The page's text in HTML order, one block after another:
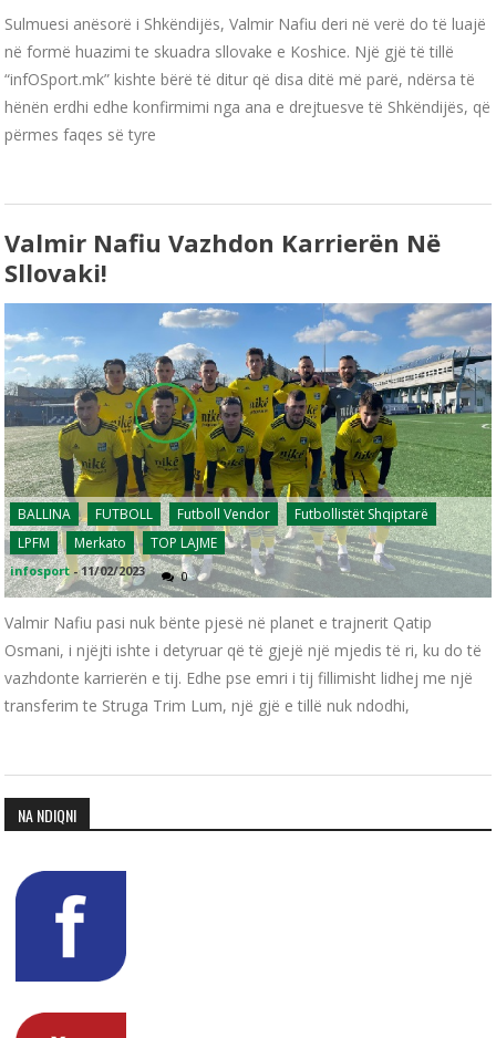
Sulmuesi anësorë i Shkëndijës, Valmir Nafiu deri në verë do të luajë
në formë huazimi te skuadra sllovake e Koshice. Një gjë të tillë
“infOSport.mk” kishte bërë të ditur që disa ditë më parë, ndërsa të
hënën erdhi edhe konfirmimi nga ana e drejtuesve të Shkëndijës, që
përmes faqes së tyre
Valmir Nafiu Vazhdon Karrierën Në
Sllovaki!
BALLINA FUTBOLL Futboll Vendor
Futbollistët Shqiptarë
LPFM
Merkato TOP LAJME
infosport -11/02/2023 0
Valmir Nafiu pasi nuk bënte pjesë në planet e trajnerit Qatip
Osmani, i njëjti ishte i detyruar që të gjejë një mjedis të ri, ku do të
vazhdonte karrierën e tij. Edhe pse emri i tij fillimisht lidhej me një
transferim te Struga Trim Lum, një gjë e tillë nuk ndodhi,
NA NDIQNI